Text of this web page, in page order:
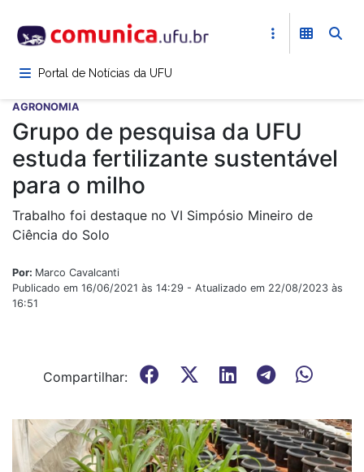
para
conteúdoPortal de Notícias da UFU
AGRONOMIA
Grupo de pesquisa da UFU
estuda fertilizante sustentável
para o milho
Trabalho foi destaque no VI Simpósio Mineiro de
Ciência do Solo
Por: Marco Cavalcanti
Publicado em 16/06/2021 às 14:29 - Atualizado em 22/08/2023 às
16:51
Compartilhar: